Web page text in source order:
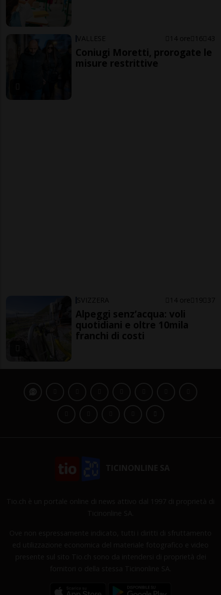
VALLESE 14 ore 16 43
Coniugi Moretti, prorogate le
misure restrittive
SVIZZERA 14 ore 19 37
Alpeggi senz’acqua: voli
quotidiani e oltre 10mila
franchi di costi